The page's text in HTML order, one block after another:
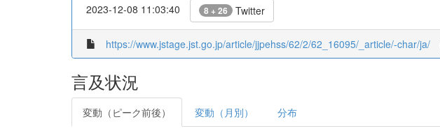
2023-12-08 11:03:40 8 + 26 Twitter
https://www.jstage.jst.go.jp/article/jjpehss/62/2/62_16095/_article/-char/ja/
言及状況
変動（ピーク前後） 変動（月別） 分布